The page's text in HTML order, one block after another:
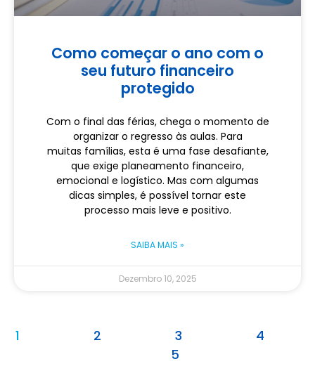
Como começar o ano com o
seu futuro financeiro
protegido
Com o final das férias, chega o momento de
organizar o regresso às aulas. Para
muitas famílias, esta é uma fase desafiante,
que exige planeamento financeiro,
emocional e logístico. Mas com algumas
dicas simples, é possível tornar este
processo mais leve e positivo.
SAIBA MAIS »
Dezembro 10, 2025
1 2 3
4
5